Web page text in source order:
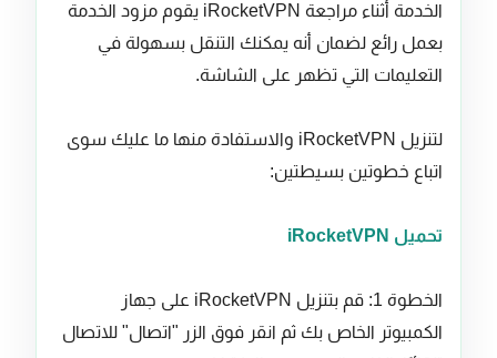
الخدمة أثناء مراجعة iRocketVPN يقوم مزود الخدمة
بعمل رائع لضمان أنه يمكنك التنقل بسهولة في
التعليمات التي تظهر على الشاشة.
لتنزيل iRocketVPN والاستفادة منها ما عليك سوى
اتباع خطوتين بسيطتين:
تحميل iRocketVPN
الخطوة 1: قم بتنزيل iRocketVPN على جهاز
الكمبيوتر الخاص بك ثم انقر فوق الزر "اتصال" للاتصال